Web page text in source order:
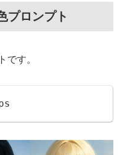
プロンプト
です。